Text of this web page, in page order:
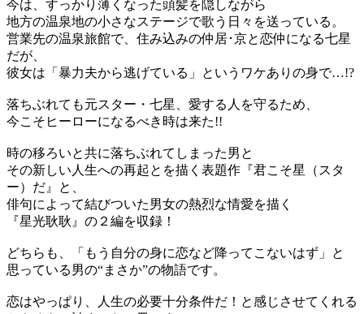
今は、すっかり薄くなった頭髪を隠しながら
地方の温泉地の小さなステージで歌う日々を送っている。
営業先の温泉旅館で、住み込みの仲居･京と恋仲になる七星
だが、
彼女は「暴力夫から逃げている」というワケありの身で…!?
落ちぶれても元スター・七星、愛する人を守るため、
今こそヒーローになるべき時は来た!!
時の移ろいと共に落ちぶれてしまった男と
その新しい人生への再起とを描く表題作『君こそ星（スタ
ー）だ』と、
俳句によって結びついた男女の熱烈な情愛を描く
『星光耿耿』の２編を収録！
どちらも、「もう自分の身に恋など降ってこないはず」と
思っている男の“まさか”の物語です。
恋はやっぱり、人生の必要十分条件だ！と感じさせてくれる